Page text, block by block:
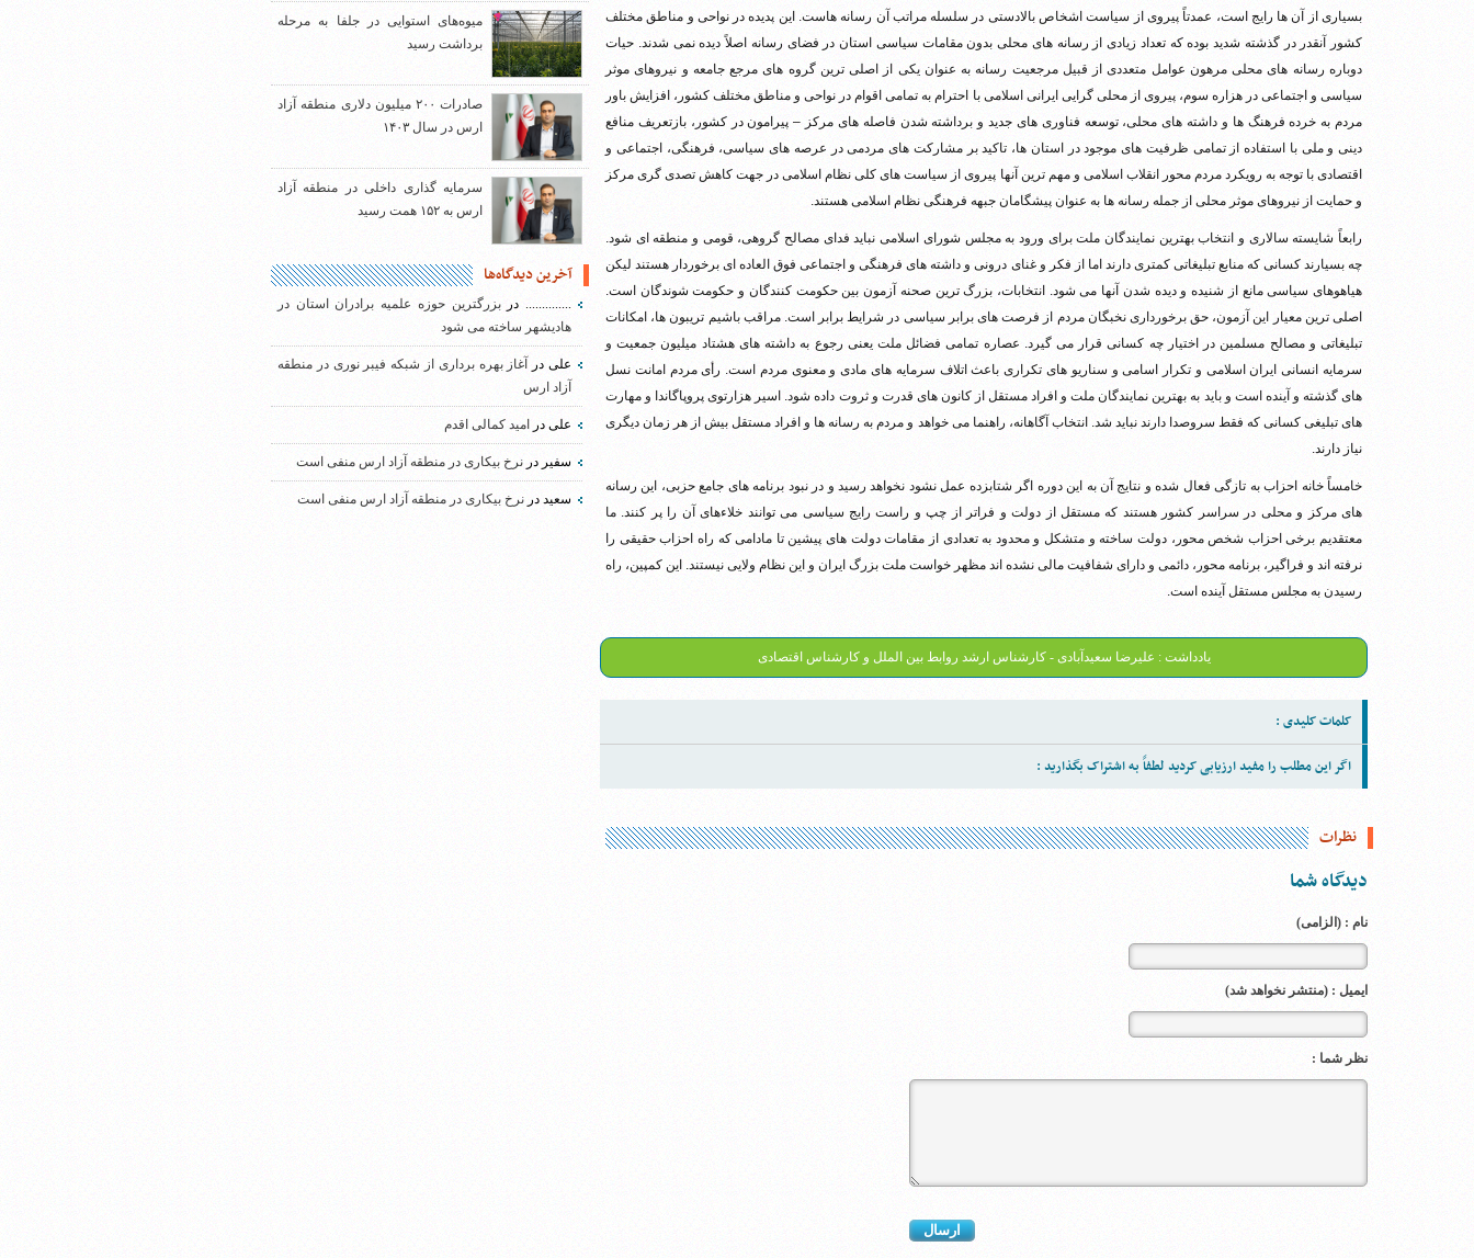
بسیاری از آن ها رایج است، عمدتاً پیروی از سیاست اشخاص بالادستی در سلسله مراتب آن رسانه هاست. این پدیده در نواحی و مناطق مختلف
کشور آنقدر در گذشته شدید بوده که تعداد زیادی از رسانه های محلی بدون مقامات سیاسی استان در فضای رسانه اصلاً دیده نمی شدند. حیات
دوباره رسانه های محلی مرهون عوامل متعددی از قبیل مرجعیت رسانه به عنوان یکی از اصلی ترین گروه های مرجع جامعه و نیروهای موثر
سیاسی و اجتماعی در هزاره سوم، پیروی از محلی گرایی ایرانی اسلامی با احترام به تمامی اقوام در نواحی و مناطق مختلف کشور، افزایش باور
مردم به خرده فرهنگ ها و داشته های محلی، توسعه فناوری های جدید و برداشته شدن فاصله های مرکز – پیرامون در کشور، بازتعریف منافع
دینی و ملی با استفاده از تمامی ظرفیت های موجود در استان ها، تاکید بر مشارکت های مردمی در عرصه های سیاسی، فرهنگی، اجتماعی و
اقتصادی با توجه به رویکرد مردم محور انقلاب اسلامی و مهم ترین آنها پیروی از سیاست های کلی نظام اسلامی در جهت کاهش تصدی گری مرکز
و حمایت از نیروهای موثر محلی از جمله رسانه ها به عنوان پیشگامان جبهه فرهنگی نظام اسلامی هستند.
رابعاً شایسته سالاری و انتخاب بهترین نمایندگان ملت برای ورود به مجلس شورای اسلامی نباید فدای مصالح گروهی، قومی و منطقه ای شود.
چه بسیارند کسانی که منابع تبلیغاتی کمتری دارند اما از فکر و غنای درونی و داشته های فرهنگی و اجتماعی فوق العاده ای برخوردار هستند لیکن
هیاهوهای سیاسی مانع از شنیده و دیده شدن آنها می شود. انتخابات، بزرگ ترین صحنه آزمون بین حکومت کنندگان و حکومت شوندگان است.
اصلی ترین معیار این آزمون، حق برخورداری نخبگان مردم از فرصت های برابر سیاسی در شرایط برابر است. مراقب باشیم تریبون ها، امکانات
تبلیغاتی و مصالح مسلمین در اختیار چه کسانی قرار می گیرد. عصاره تمامی فضائل ملت یعنی رجوع به داشته های هشتاد میلیون جمعیت و
سرمایه انسانی ایران اسلامی و تکرار اسامی و سناریو های تکراری باعث اتلاف سرمایه های مادی و معنوی مردم است. رأی مردم امانت نسل
های گذشته و آینده است و باید به بهترین نمایندگان ملت و افراد مستقل از کانون های قدرت و ثروت داده شود. اسیر هزارتوی پروپاگاندا و مهارت
های تبلیغی کسانی که فقط سروصدا دارند نباید شد. انتخاب آگاهانه، راهنما می خواهد و مردم به رسانه ها و افراد مستقل بیش از هر زمان دیگری
نیاز دارند.
خامساً خانه احزاب به تازگی فعال شده و نتایج آن به این دوره اگر شتابزده عمل نشود نخواهد رسید و در نبود برنامه های جامع حزبی، این رسانه
های مرکز و محلی در سراسر کشور هستند که مستقل از دولت و فراتر از چپ و راست رایج سیاسی می توانند خلاءهای آن را پر کنند. ما
معتقدیم برخی احزاب شخص محور، دولت ساخته و متشکل و محدود به تعدادی از مقامات دولت های پیشین تا مادامی که راه احزاب حقیقی را
نرفته اند و فراگیر، برنامه محور، دائمی و دارای شفافیت مالی نشده اند مظهر خواست ملت بزرگ ایران و این نظام ولایی نیستند. این کمپین، راه
رسیدن به مجلس مستقل آینده است.
یادداشت : علیرضا سعیدآبادی - کارشناس ارشد روابط بین الملل و کارشناس اقتصادی
کلمات کلیدی :
اگر این مطلب را مفید ارزیابی کردید لطفاً به اشتراک بگذارید :
نظرات
دیدگاه شما
نام : (الزامی)
ایمیل : (منتشر نخواهد شد)
نظر شما :
میوه‌های استوایی در جلفا به مرحله
برداشت رسید
صادرات ۲۰۰ میلیون دلاری منطقه آزاد
ارس در سال ۱۴۰۳
سرمایه گذاری داخلی در منطقه آزاد
ارس به ۱۵۲ همت رسید
آخرین دیدگاه‌ها
.............. دربزرگترین حوزه علمیه برادران استان در
هادیشهر ساخته می شود
علیدر
آغاز بهره برداری از شبکه فیبر نوری در منطقه
آزاد ارس
علی در امید کمالی اقدم
سفیر در نرخ بیکاری در منطقه آزاد ارس منفی است
سعید در نرخ بیکاری در منطقه آزاد ارس منفی است